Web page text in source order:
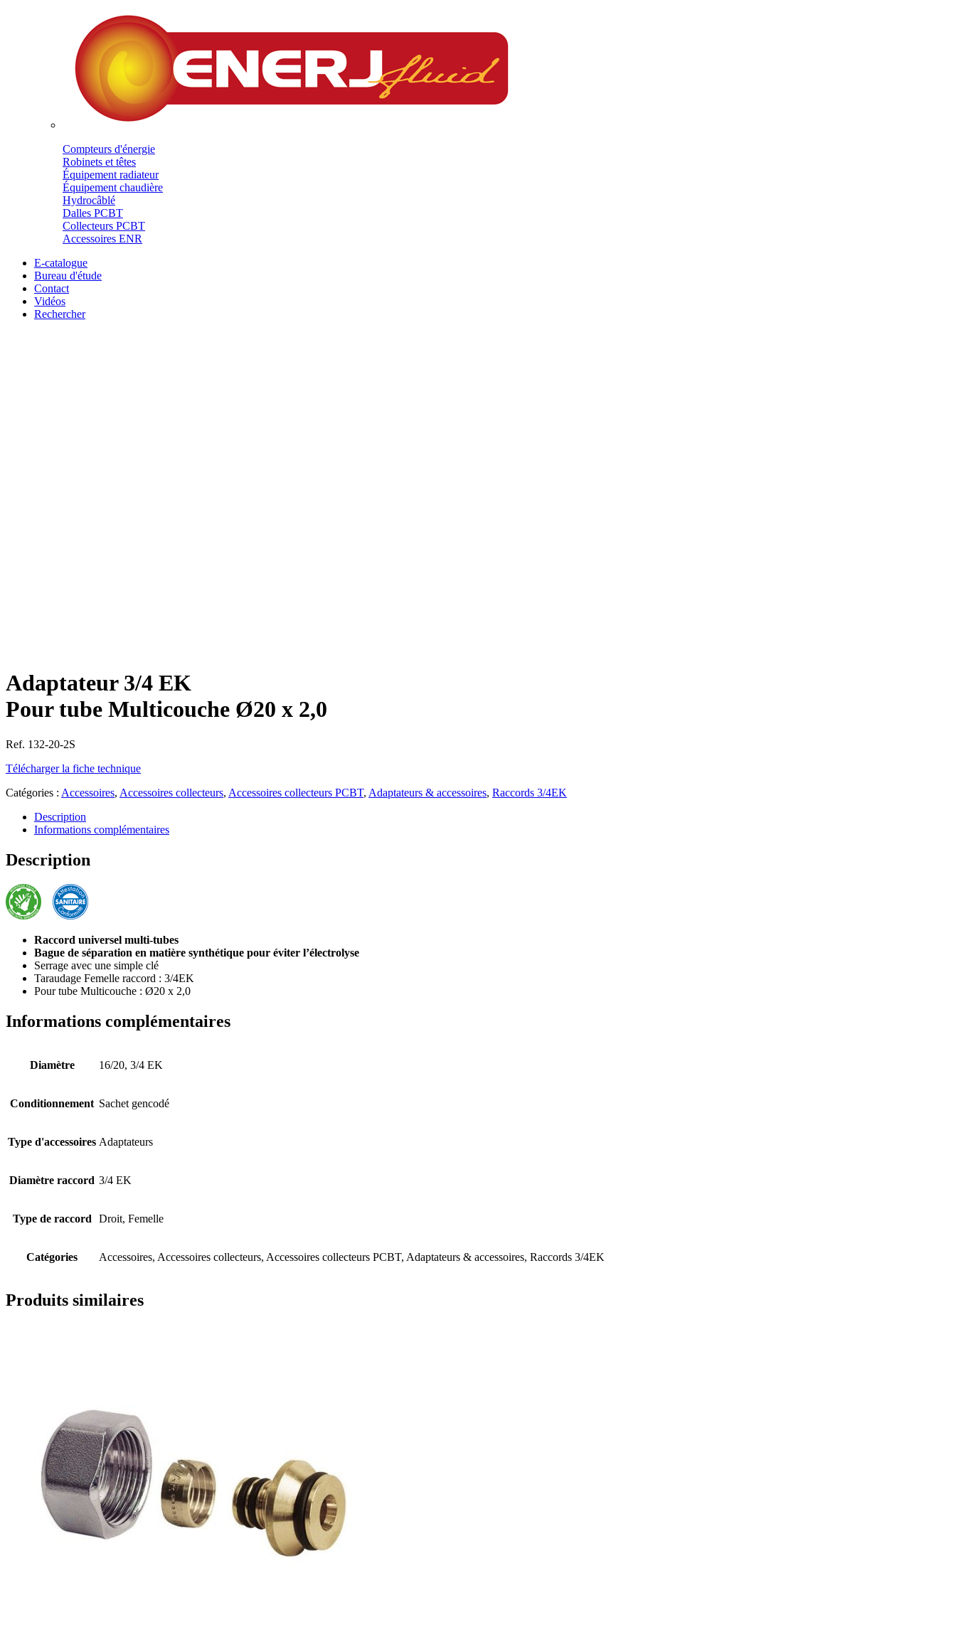
Compteurs d'énergie
Robinets et têtes
Équipement radiateur
Équipement chaudière
Hydrocâblé
Dalles PCBT
Collecteurs PCBT
Accessoires ENR
E-catalogue
Bureau d'étude
Contact
Vidéos
Rechercher
Adaptateur 3/4 EK
Pour tube Multicouche Ø20 x 2,0
Ref. 132-20-2S
Télécharger la fiche technique
Catégories : Accessoires, Accessoires collecteurs, Accessoires collecteurs PCBT, Adaptateurs & accessoires, Raccords 3/4EK
Description
Informations complémentaires
Description
Raccord universel multi-tubes
Bague de séparation en matière synthétique pour éviter l’électrolyse
Serrage avec une simple clé
Taraudage Femelle raccord : 3/4EK
Pour tube Multicouche : Ø20 x 2,0
Informations complémentaires
Diamètre 16/20, 3/4 EK
Conditionnement Sachet gencodé
Type d'accessoires Adaptateurs
Diamètre raccord 3/4 EK
Type de raccord Droit, Femelle
Catégories Accessoires, Accessoires collecteurs, Accessoires collecteurs PCBT, Adaptateurs & accessoires, Raccords 3/4EK
Produits similaires